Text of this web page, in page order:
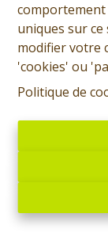
uniques sur
modifier votre
'cookies' ou
Politique de
Commerce